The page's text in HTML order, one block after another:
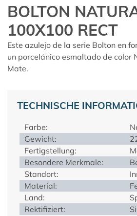
BOLTON
100X100 RECT
Este azulejo de la serie Bolton en
un porcelánico esmaltado de color
Mate.
TECHNISCHE
Farbe:
Gewicht:
Fertigstellung:
Besondere Merkmale:
Standort:
Material:
Land:
Rektifiziert:
Si